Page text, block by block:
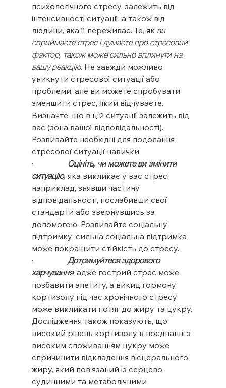
психологічного стресу, залежить від
інтенсивності ситуації, а також від
людини, яка її переживає. Те, як ви
сприймаєте стрес і думаєте про стресовий
фактор, також може сильно вплинути на
вашу реакцію. Не завжди можливо
уникнути стресової ситуації або
проблеми, але ви можете спробувати
зменшити стрес, який відчуваєте.
Визначте, що в цій ситуації залежить від
вас (зона вашої відповідальності).
Розвивайте необхідні для подолання
стресової ситуації навички.
· Оцініть, чи можете ви змінити
ситуацію, яка викликає у вас стрес,
наприклад, знявши частину
відповідальності, послабивши свої
стандарти або звернувшись за
допомогою. Розвивайте соціальну
підтримку: сильна соціальна підтримка
може покращити стійкість до стресу.
· Дотримуйтеся здорового
харчування, адже гострий стрес може
позбавити апетиту, а викид гормону
кортизолу під час хронічного стресу
може викликати потяг до жиру та цукру.
Дослідження також показують, що
високий рівень кортизолу в поєднанні з
високим споживанням цукру може
спричинити відкладення вісцерального
жиру, який пов’язаний із серцево-
судинними та метаболічними